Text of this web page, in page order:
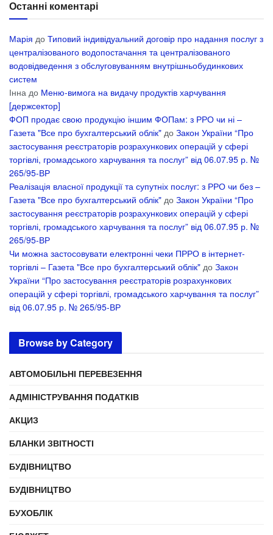
Останні коментарі
Марія до Типовий індивідуальний договір про надання послуг з
централізованого водопостачання та централізованого
водовідведення з обслуговуванням внутрішньобудинкових
систем
Інна до Меню-вимога на видачу продуктів харчування
[держсектор]
ФОП продає свою продукцію іншим ФОПам: з РРО чи ні –
Газета "Все про бухгалтерський облік" до Закон України “Про
застосування реєстраторів розрахункових операцій у сфері
торгівлі, громадського харчування та послуг” від 06.07.95 р. №
265/95-ВР
Реалізація власної продукції та супутніх послуг: з РРО чи без –
Газета "Все про бухгалтерський облік" до Закон України “Про
застосування реєстраторів розрахункових операцій у сфері
торгівлі, громадського харчування та послуг” від 06.07.95 р. №
265/95-ВР
Чи можна застосовувати електронні чеки ПРРО в інтернет-
торгівлі – Газета "Все про бухгалтерський облік" до Закон
України “Про застосування реєстраторів розрахункових
операцій у сфері торгівлі, громадського харчування та послуг”
від 06.07.95 р. № 265/95-ВР
Browse by Category
АВТОМОБІЛЬНІ ПЕРЕВЕЗЕННЯ
АДМІНІСТРУВАННЯ ПОДАТКІВ
АКЦИЗ
БЛАНКИ ЗВІТНОСТІ
БУДІВНИЦТВО
БУДІВНИЦТВО
БУХОБЛІК